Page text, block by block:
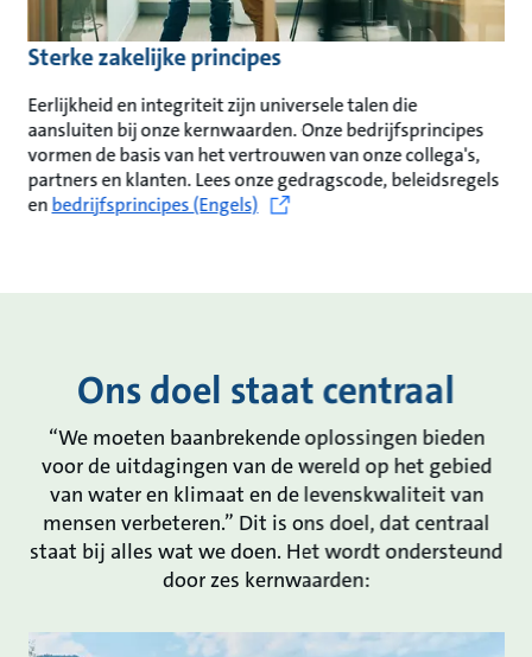
Sterke zakelijke principes
Eerlijkheid en integriteit zijn universele talen die
aansluiten bij onze kernwaarden. Onze bedrijfsprincipes
vormen de basis van het vertrouwen van onze collega's,
partners en klanten. Lees onze gedragscode, beleidsregels
enbedrijfsprincipes (Engels)
Ons doel staat centraal
“We moeten baanbrekende oplossingen bieden
voor de uitdagingen van de wereld op het gebied
van water en klimaat en de levenskwaliteit van
mensen verbeteren.” Dit is ons doel, dat centraal
staat bij alles wat we doen. Het wordt ondersteund
door zes kernwaarden: